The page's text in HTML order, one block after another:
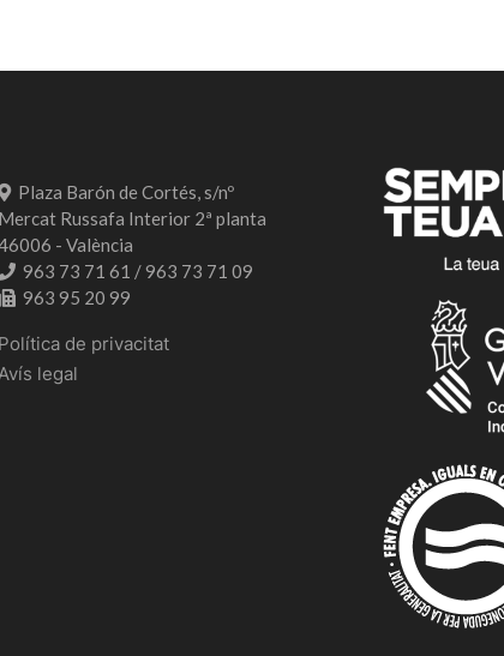
Plaza Barón de Cortés, s/nº
Mercat Russafa Interior 2ª planta
- València
963 73 71 61 / 963 73 71 09
963 95 20 99
Política de privacitat
Avís legal